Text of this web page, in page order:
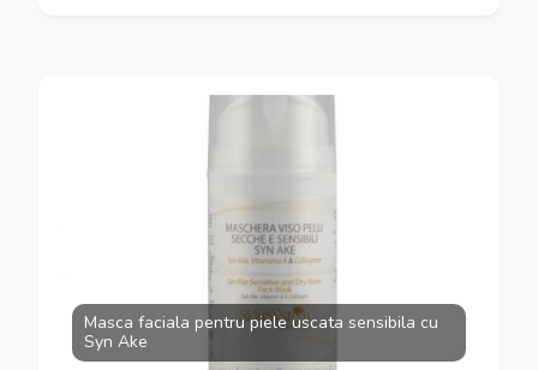
Masca faciala pentru piele uscata sensibila cu
Syn Ake